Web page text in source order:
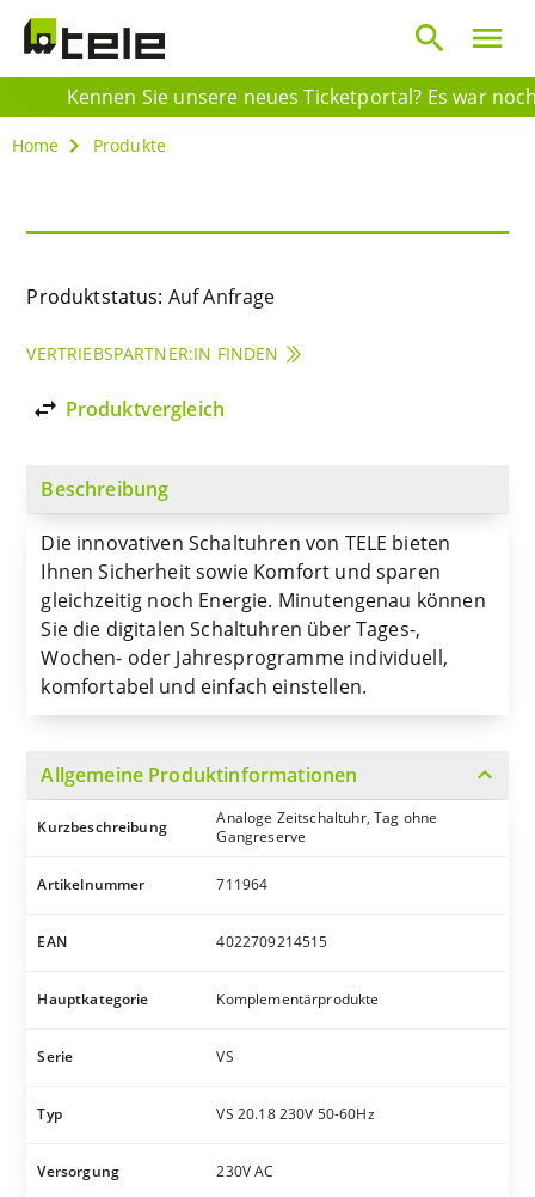
Kennen Sie unsere neues Ticketportal? Es war
menu
search
Home Produkte
Produktstatus: Auf Anfrage
VERTRIEBSPARTNER:IN FINDEN
import_export Produktvergleich
Beschreibung
Die innovativen Schaltuhren von TELE bieten
Ihnen Sicherheit sowie Komfort und sparen
gleichzeitig noch Energie. Minutengenau können
Sie die digitalen Schaltuhren über Tages-,
Wochen- oder Jahresprogramme individuell,
komfortabel und einfach einstellen.
Allgemeine Produktinformationen expand_more
Kurzbeschreibung
Analoge Zeitschaltuhr, Tag ohne
Gangreserve
Artikelnummer 711964
EAN 4022709214515
Hauptkategorie Komplementärprodukte
Serie VS
Typ VS 20.18 230V 50-60Hz
Versorgung 230V AC